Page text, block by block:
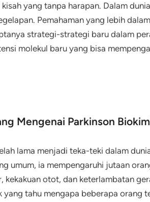
yang tanpa harapan. Dalam
Pemahaman yang lebih
strategi-strategi baru dalam
molekul baru yang bisa
Mengenai Parkinson
lama menjadi teka-teki dalam
umum, ia mempengaruhi jutaan
kekakuan otot, dan keterlambatan
yang tahu mengapa beberapa orang